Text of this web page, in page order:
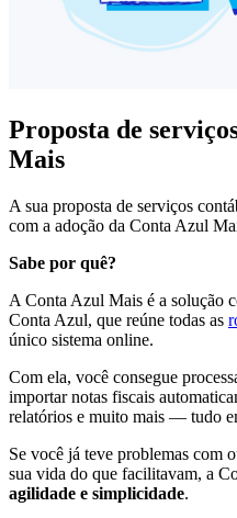
Proposta de
Mais
A sua proposta de serviços
com a adoção da Conta Azul
Sabe por quê?
A Conta Azul Mais é a solução
Conta Azul, que reúne todas as
único sistema online.
Com ela, você consegue
importar notas fiscais
relatórios e muito mais — tudo
Se você já teve problemas com
sua vida do que facilitavam, a
agilidade e simplicidade.